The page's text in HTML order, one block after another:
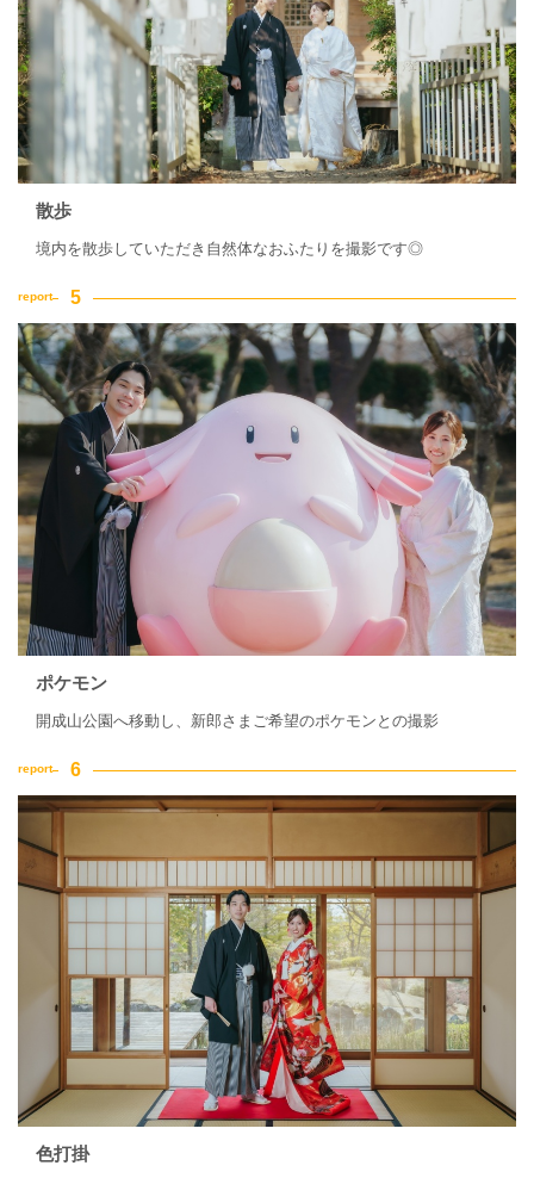
散歩
境内を散歩していただき自然体なおふたりを撮影です◎
ポケモン
開成山公園へ移動し、新郎さまご希望のポケモンとの撮影
色打掛